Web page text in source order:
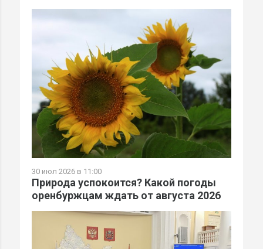
30 июл 2026 в 11:00
Природа успокоится? Какой погоды
оренбуржцам ждать от августа 2026